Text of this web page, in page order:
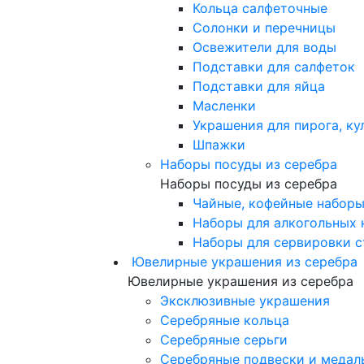
Кольца салфеточные
Солонки и перечницы
Освежители для воды
Подставки для салфеток
Подставки для яйца
Масленки
Украшения для пирога,
Шпажки
Наборы посуды из серебра
Наборы посуды из серебра
Чайные, кофейные наборы
Наборы для алкогольных
Наборы для сервировки
Ювелирные украшения из серебра
Ювелирные украшения из серебра
Эксклюзивные украшения
Серебряные кольца
Серебряные серьги
Серебряные подвески и